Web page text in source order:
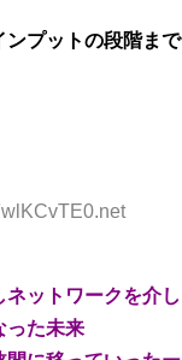
ンプットの段階まで
ットワークを介し
った未来